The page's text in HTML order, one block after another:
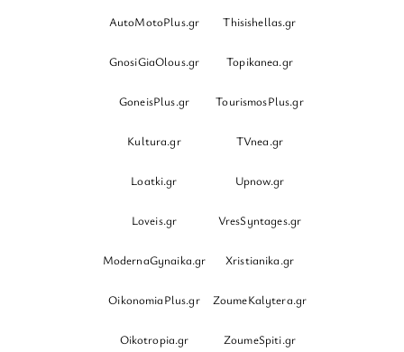
AutoMotoPlus.gr Thisishellas.gr
GnosiGiaOlous.gr Topikanea.gr
GoneisPlus.gr TourismosPlus.gr
Kultura.gr TVnea.gr
Loatki.gr Upnow.gr
Loveis.gr VresSyntages.gr
ModernaGynaika.gr Xristianika.gr
OikonomiaPlus.gr ZoumeKalytera.gr
Oikotropia.gr ZoumeSpiti.gr